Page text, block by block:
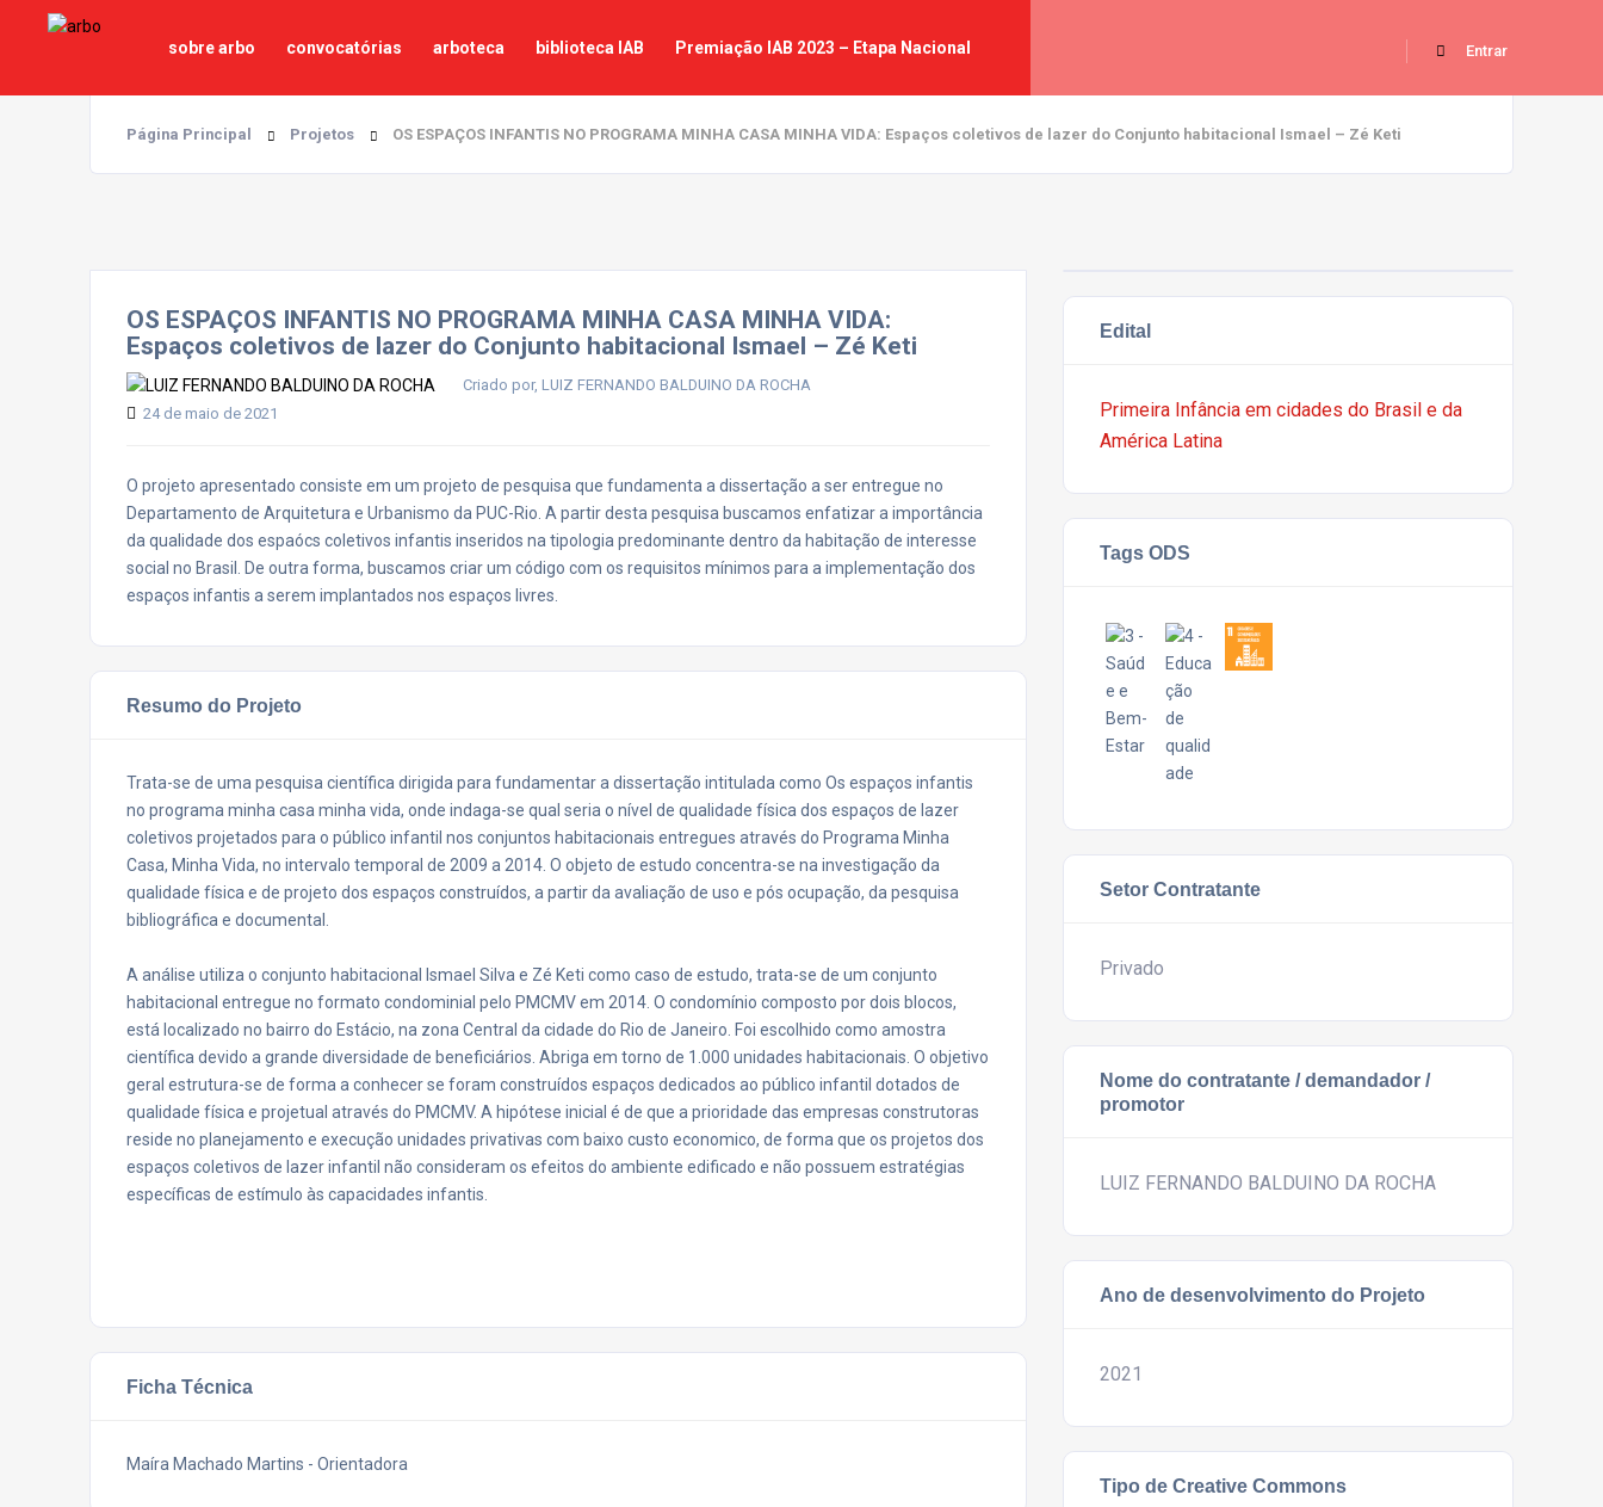
Entrar
sobre arbo convocatórias arboteca biblioteca IAB Premiação IAB 2023 – Etapa Nacional
Página Principal Projetos OS ESPAÇOS INFANTIS NO PROGRAMA MINHA CASA MINHA VIDA: Espaços coletivos de lazer do Conjunto habitacional Ismael – Zé Keti
OS ESPAÇOS INFANTIS NO PROGRAMA MINHA CASA MINHA VIDA:
Espaços coletivos de lazer do Conjunto habitacional Ismael – Zé Keti
Criado por, LUIZ FERNANDO BALDUINO DA ROCHA
24 de maio de 2021
O projeto apresentado consiste em um projeto de pesquisa que fundamenta a dissertação a ser entregue no
Departamento de Arquitetura e Urbanismo da PUC-Rio. A partir desta pesquisa buscamos enfatizar a importância
da qualidade dos espaócs coletivos infantis inseridos na tipologia predominante dentro da habitação de interesse
social no Brasil. De outra forma, buscamos criar um código com os requisitos mínimos para a implementação dos
espaços infantis a serem implantados nos espaços livres.
Resumo do Projeto
Trata-se de uma pesquisa científica dirigida para fundamentar a dissertação intitulada como Os espaços infantis
no programa minha casa minha vida, onde indaga-se qual seria o nível de qualidade física dos espaços de lazer
coletivos projetados para o público infantil nos conjuntos habitacionais entregues através do Programa Minha
Casa, Minha Vida, no intervalo temporal de 2009 a 2014. O objeto de estudo concentra-se na investigação da
qualidade física e de projeto dos espaços construídos, a partir da avaliação de uso e pós ocupação, da pesquisa
bibliográfica e documental.
A análise utiliza o conjunto habitacional Ismael Silva e Zé Keti como caso de estudo, trata-se de um conjunto
habitacional entregue no formato condominial pelo PMCMV em 2014. O condomínio composto por dois blocos,
está localizado no bairro do Estácio, na zona Central da cidade do Rio de Janeiro. Foi escolhido como amostra
científica devido a grande diversidade de beneficiários. Abriga em torno de 1.000 unidades habitacionais. O objetivo
geral estrutura-se de forma a conhecer se foram construídos espaços dedicados ao público infantil dotados de
qualidade física e projetual através do PMCMV. A hipótese inicial é de que a prioridade das empresas construtoras
reside no planejamento e execução unidades privativas com baixo custo economico, de forma que os projetos dos
espaços coletivos de lazer infantil não consideram os efeitos do ambiente edificado e não possuem estratégias
específicas de estímulo às capacidades infantis.
Ficha Técnica
Maíra Machado Martins - Orientadora
Edital
Primeira Infância em cidades do Brasil e da
América Latina
Tags ODS
Setor Contratante
Privado
Nome do contratante / demandador /
promotor
LUIZ FERNANDO BALDUINO DA ROCHA
Ano de desenvolvimento do Projeto
2021
Tipo de Creative Commons